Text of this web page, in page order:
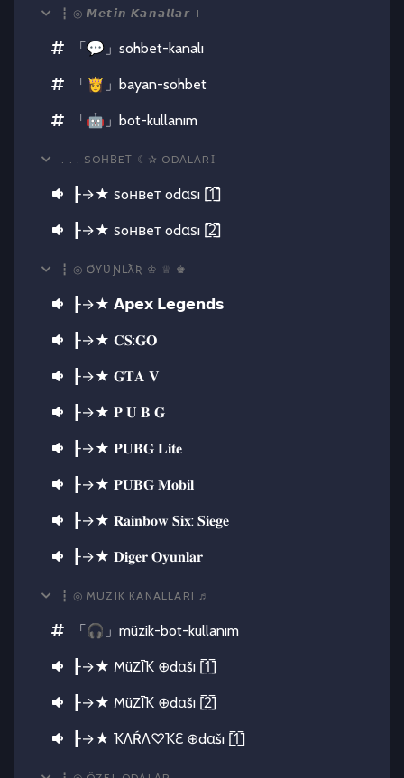
┇ ◎ 𝙈𝙚𝙩𝙞𝙣 𝙆𝙖𝙣𝙖𝙡𝙡𝙖𝙧-I
「💬」sohbet-kanalı
「👸」bayan-sohbet
「🤖」bot-kullanım
. . . SOНВEТ ☾✰ ODΑLΑRΙ
┠→★ ѕoнвeт odαѕı [̲̅1̲̅]
┠→★ ѕoнвeт odαѕı [̲̅2̲̅]
┇ ◎ ƠƳƲƝԼƛƦ ♔ ♕ ♚
┠→★ 𝗔𝗽𝗲𝘅 𝗟𝗲𝗴𝗲𝗻𝗱𝘀
┠→★ 𝐂𝐒:𝐆𝐎
┠→★ 𝐆𝐓𝐀 𝐕
┠→★ 𝐏 𝐔 𝐁 𝐆
┠→★ 𝐏𝐔𝐁𝐆 𝐋𝐢𝐭𝐞
┠→★ 𝐏𝐔𝐁𝐆 𝐌𝐨𝐛𝐢𝐥
┠→★ 𝐑𝐚𝐢𝐧𝐛𝐨𝐰 𝐒𝐢𝐱: 𝐒𝐢𝐞𝐠𝐞
┠→★ 𝐃𝐢𝐠𝐞𝐫 𝐎𝐲𝐮𝐧𝐥𝐚𝐫
┇ ◎ MÜZIK KANALLARI ♬
「🎧」müzik-bot-kullanım
┠→★ MüZĪҠ ⊕dαšı [̲̅1̲̅]
┠→★ MüZĪҠ ⊕dαšı [̲̅2̲̅]
┠→★ ҠΛŔΛ♡ҠƐ ⊕dαšı [̲̅1̲̅]